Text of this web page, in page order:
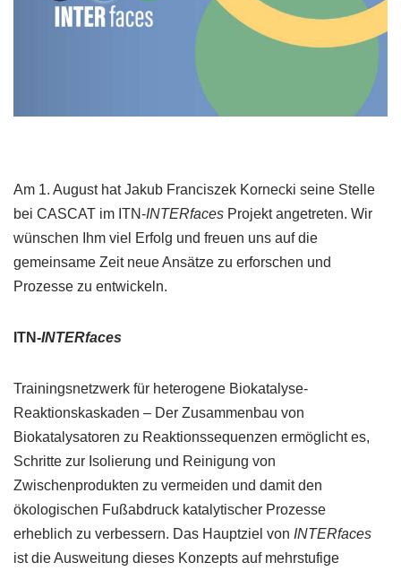
Am 1. August hat Jakub Franciszek Kornecki seine Stelle
bei CASCAT im ITN-INTERfaces Projekt angetreten. Wir
wünschen Ihm viel Erfolg und freuen uns auf die
gemeinsame Zeit neue Ansätze zu erforschen und
Prozesse zu entwickeln.
ITN-INTERfaces
Trainingsnetzwerk für heterogene Biokatalyse-
Reaktionskaskaden – Der Zusammenbau von
Biokatalysatoren zu Reaktionssequenzen ermöglicht es,
Schritte zur Isolierung und Reinigung von
Zwischenprodukten zu vermeiden und damit den
ökologischen Fußabdruck katalytischer Prozesse
erheblich zu verbessern. Das Hauptziel von INTERfaces
ist die Ausweitung dieses Konzepts auf mehrstufige